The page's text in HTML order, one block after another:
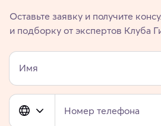
Оставьте заявку и получите
и подборку от экспертов Клуба
Имя
Номер телефона